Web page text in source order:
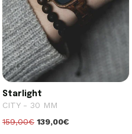
Starlight
CITY - 30 MM
159,00€ 139,00€